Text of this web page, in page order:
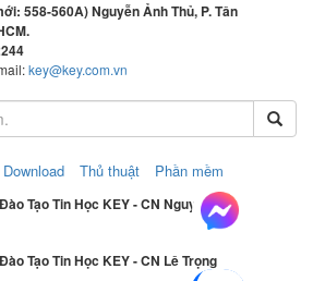
558-560A) Nguyễn Ảnh Thủ, P. Tân
key@key.com.vn
Download Thủ thuật Phần mềm
Tạo Tin Học KEY - CN Nguyễn
Tạo Tin Học KEY - CN Lê Trọng